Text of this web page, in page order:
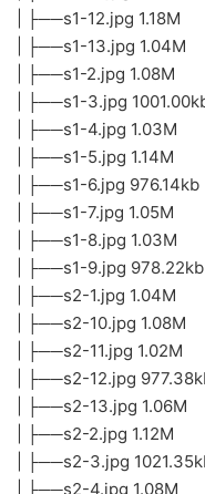
| ├──聯絡本内頁-每周學
| ├──聯絡本前言.jpg
| └──使用說明.txt 0.14kb
├──Love English 教務資
| ├──班級點名表.doc
| ├──班級月報告.doc
| ├──教案編寫表.doc
| ├──教師考核表.doc
| ├──教師請假表.doc
| ├──看課考核表.doc
| ├──師資研習報告.doc
| └──學生成績單.doc
├──Love English 教學進
| ├──LOVE 1 進度表.doc
| ├──LOVE 2 進度表.doc
| ├──LOVE 3 進度表.doc
| ├──LOVE 4 進度表.doc
| ├──LOVE 5 進度表.doc